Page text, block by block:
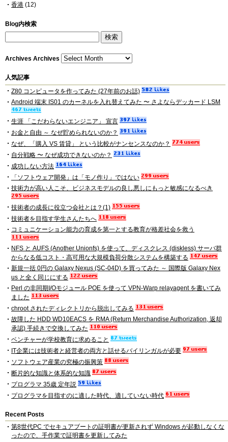
香港 (12)
Blog内検索
Archives Archives
人気記事
Z80 コンピュータを作ってみた (27年前のお話)
Android 端末 IS01 のカーネルを入れ替えてみた 〜 さよならデッカード LSM
生涯 「こだわらないエンジニア」 宣言
お金と自由 ～ なぜ貯められないのか？
なぜ、「購入 VS 賃貸」 という比較がナンセンスなのか？
自分戦略 〜 なぜ成功できないのか？
成功しない方法
「ソフトウェア開発」は「モノ作り」ではない
技術力が高い人こそ、ビジネスモデルの良し悪しにもっと敏感になるべき
技術者の成長に役立つ会社とは？(1)
技術者を目指す学生さんたちへ
コミュニケーション能力の育成を第一とする教育が格差社会を救う
NFS と AUFS (Another Unionfs) を使って、ディスクレス (diskless) サーバ群
からなる低コスト・高可用な大規模負荷分散システムを構築する
新規一括 0円の Galaxy Nexus (SC-04D) を買ってみた ～ 国際版 Galaxy Nex
us と全く同じにする
Perl の非同期I/Oモジュール POE を使って VPN-Warp relayagent を書いてみ
ました
chroot されたディレクトリから脱出してみる
故障した HDD WD10EACS を RMA (Return Merchandise Authorization, 返却
承認) 手続きで交換してみた
ベンチャーが学校教育に求めること
IT企業には技術者と経営者の両方と話せるバイリンガルが必要
ソフトウェア産業の究極の振興策
断片的な知識と体系的な知識
プログラマ 35歳 定年説
プログラマを目指すのに適した時代、適していない時代
Recent Posts
第8世代PC でセキュアブートの証明書が更新されず Windows が起動しなくな
ったので、手作業で証明書を更新してみた